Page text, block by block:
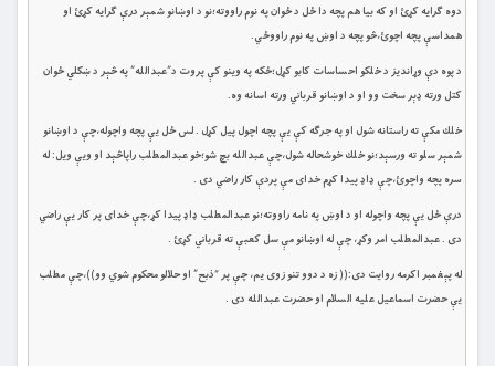
دوه ګرايه كړئ او كه بيا هم پچه دا ځل د ځوان په نوم راووته؛نو د اوښانو شمېر درې ګرايه كړئ او
همداسې پچه اچوئ،څو پچه د اوښ په نوم راووځي.
د پوه دې وړانديز د خلكو احساسات كابو كړل؛ځكه په وينو كې پروت د”عبدالله” په څېر د ښکلي ځوان
كتل ورته ډېر سخت وو او د اوښانو قرباني ورته اسانه وه.
خلك مكې ته راستانه شول او په جرګه كې يې پچه اچول پيل كړل . لس ځل يې پچه واچوله،چې د اوښانو
شمېر سلو ته ورسېد؛نو خلك خوشحاله شول،چې عبدالله بچ شو؛خو عبدالمطلب راپاڅېد او ويې ويل: له
سره پچه واچوئ،چې ډاډ پيدا كړم خداى مې پردې كار راضي دى .
درې ځل يې پچه واچوله او د اوښ په نامه راووته؛نو عبدالمطلب ډاډ پيدا كړ،چې خداى پر كار يې راضي
دى . عبدالمطلب امر وکړ، چې له اوښانو مې سل كعبې ته قرباني كړئ .
له پېغمبر اکرمه روايت دى:(( زه د دوو تنو زوى يم، چې پر “ذبح” او حلالو محكوم شوي وو))،چې مطلب
يې حضرت اسماعيل عليه السلام او حضرت عبدالله دى .